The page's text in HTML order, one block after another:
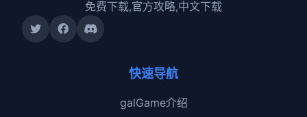
免费下载,官方攻略,中文下载
快速导航
galGame介绍